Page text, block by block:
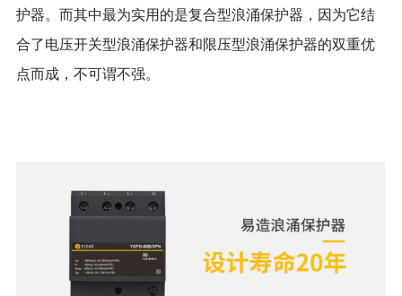
护器。而其中最为实用的是复合型浪涌保护器，因为它结
合了电压开关型浪涌保护器和限压型浪涌保护器的双重优
点而成，不可谓不强。